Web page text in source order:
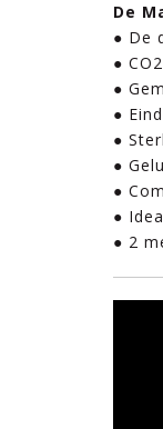
De
● De
●
●
●
●
●
●
●
● 2